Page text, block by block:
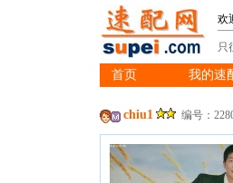
欢
只
首页 我的速
chiu1 编号：